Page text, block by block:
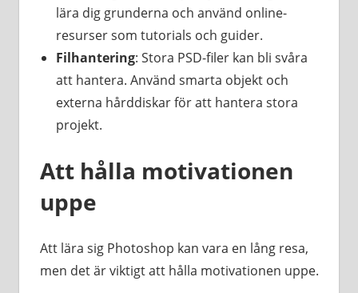
lära dig grunderna och använd online-
resurser som tutorials och guider.
Filhantering: Stora PSD-filer kan bli svåra
att hantera. Använd smarta objekt och
externa hårddiskar för att hantera stora
projekt.
Att hålla motivationen
uppe
Att lära sig Photoshop kan vara en lång resa,
men det är viktigt att hålla motivationen uppe.